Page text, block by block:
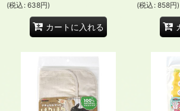
(税込 : 638円)
カートに入れる
(税込 : 858円)